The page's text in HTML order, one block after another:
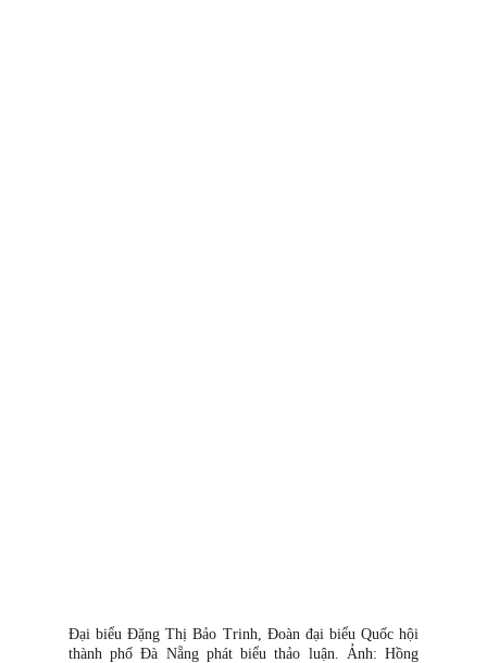
Đại biểu Đặng Thị Bảo Trinh, Đoàn đại biểu Quốc hội
thành phố Đà Nẵng phát biểu thảo luận. Ảnh: Hồng